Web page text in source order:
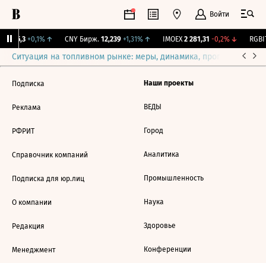
Войти
115,3 +0,1%↑ CNY Бирж. 12,239 +1,31%↑ IMOEX 2 281,31 -0,2%↓
Ситуация на топливном рынке: меры, динамика, прогнозы
Подписка
Реклама
РФРИТ
Справочник компаний
Подписка для юр.лиц
О компании
Редакция
Менеджмент
Наши проекты
ВЕДЫ
Город
Аналитика
Промышленность
Наука
Здоровье
Конференции